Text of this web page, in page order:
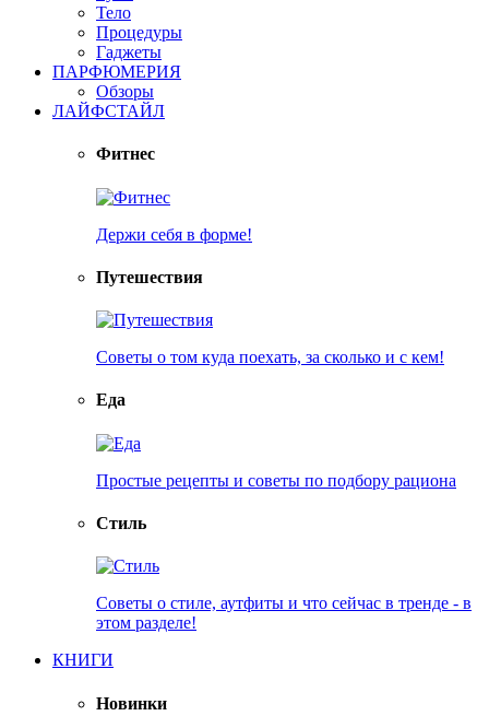
Тело
Процедуры
Гаджеты
ПАРФЮМЕРИЯ
Обзоры
ЛАЙФСТАЙЛ
Фитнес
Держи себя в форме!
Путешествия
Советы о том куда поехать, за сколько и с кем!
Еда
Простые рецепты и советы по подбору рациона
Стиль
Советы о стиле, аутфиты и что сейчас в тренде - в
этом разделе!
КНИГИ
Новинки